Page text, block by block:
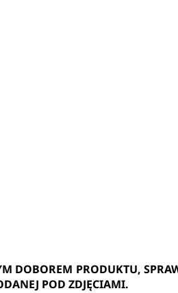
PRODUKTU,
POD ZDJĘCIAMI.